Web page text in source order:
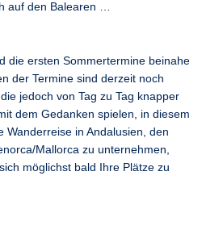
auf den Balearen …
die ersten Sommertermine beinahe
der Termine sind derzeit noch
jedoch von Tag zu Tag knapper
dem Gedanken spielen, in diesem
Wanderreise in Andalusien, den
Mallorca zu unternehmen,
möglichst bald Ihre Plätze zu